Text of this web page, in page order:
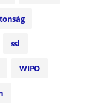
ssl
WIPO